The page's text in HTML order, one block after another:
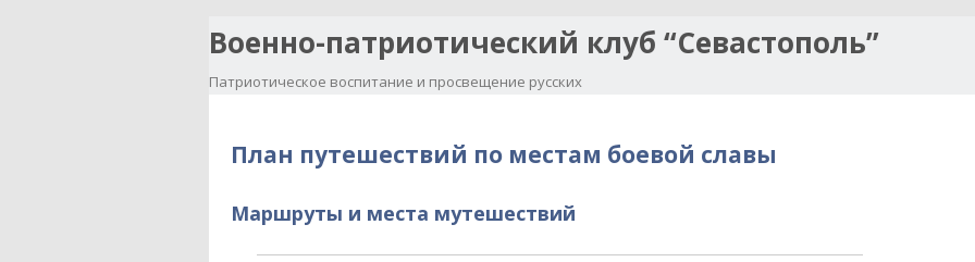
Военно-патриотический клуб “Севастополь”
Патриотическое воспитание и просвещение русских
План путешествий по местам боевой славы
Маршруты и места мутешествий